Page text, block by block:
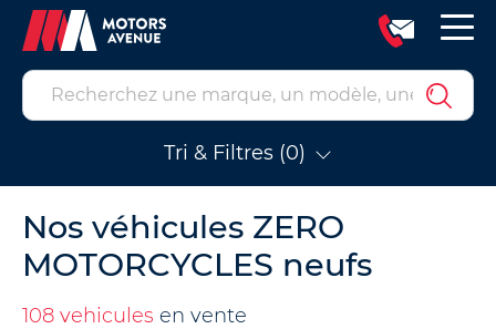
Tri & Filtres (0)
Nos véhicules ZERO
MOTORCYCLES neufs
108 vehicules en vente